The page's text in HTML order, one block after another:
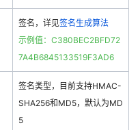
签名，详见签名生成算法
示例值：C380BEC2BFD72
7A4B6845133519F3AD6
签名类型，目前支持HMAC-
SHA256和MD5，默认为MD
5